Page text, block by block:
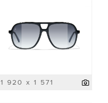
1 920 x 1 571